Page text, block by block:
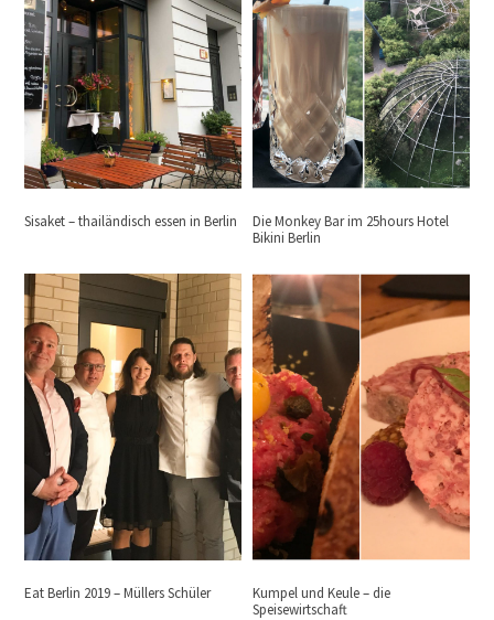
Sisaket – thailändisch essen in Berlin
Die Monkey Bar im 25hours Hotel
Bikini Berlin
Eat Berlin 2019 – Müllers Schüler
Kumpel und Keule – die
Speisewirtschaft